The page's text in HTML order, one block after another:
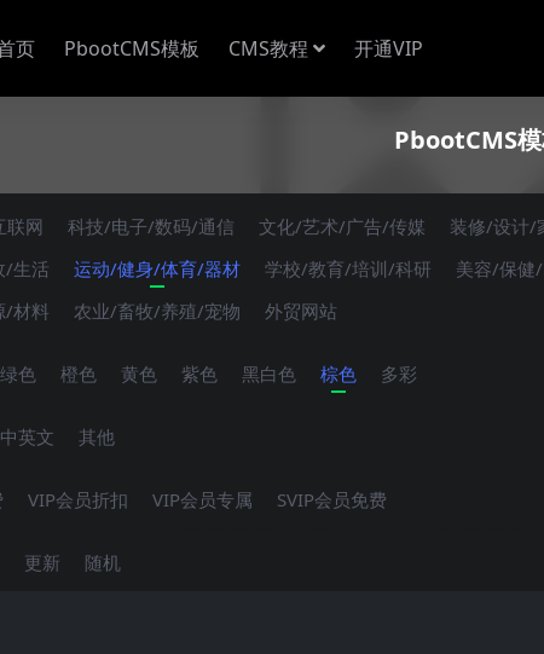
页 PbootCMS模板 CMS教程 开通VIP
PbootCMS
联网 科技/电子/数码/通信 文化/艺术/广告/传媒 装修/设计/
/生活 运动/健身/体育/器材 学校/教育/培训/科研 美容/保健
/材料 农业/畜牧/养殖/宠物 外贸网站
绿色 橙色 黄色 紫色 黑白色 棕色 多彩
中英文 其他
VIP会员折扣 VIP会员专属 SVIP会员免费
更新 随机